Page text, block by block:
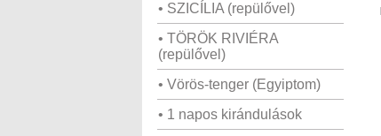
• SZICÍLIA (repülővel)
• TÖRÖK RIVIÉRA
(repülővel)
• Vörös-tenger (Egyiptom)
• 1 napos kirándulások